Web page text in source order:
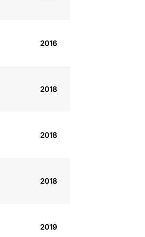
2016
2018
2018
2018
2019